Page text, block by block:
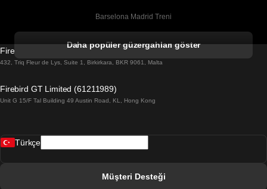
Barselona Madrid Treni
Barselona Sevilla Treni
Belfast Dublin Treni
Daha popüler güzergahları göster
Firebird GT Limited (OC 1451)
432, Triq Fleur de Lys, Suite 1, Birkirkara, BKR 9061, Malta
Firebird GT Limited (61211989)
Unit G 15/F Tal Building 49 Austin Road, KL, Hong Kong
Türkçe
Müşteri Desteği